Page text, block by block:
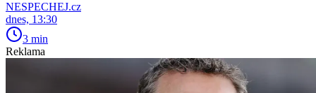
NESPECHEJ.cz
dnes, 13:30
3 min
Reklama